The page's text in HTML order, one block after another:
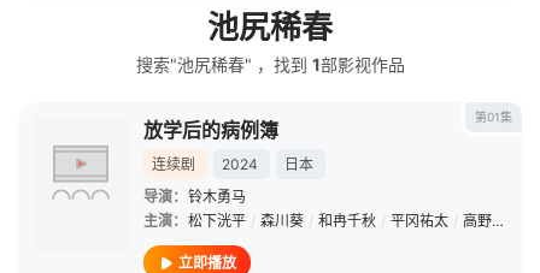
池尻稀春
搜索"池尻稀春" ，找到 1部影视作品
第01集
放学后的病例簿
连续剧 2024
日本
导演： 铃木勇马
主演： 松下洸平 / 森川葵 / 和冉千秋 / 平冈祐太 / 高野洸
立即播放